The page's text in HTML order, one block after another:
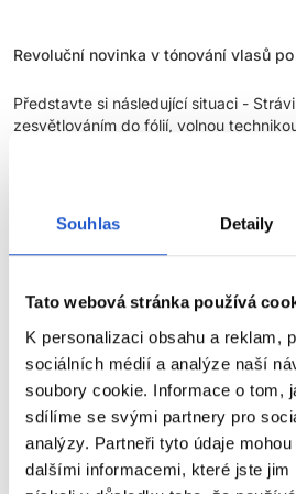
Souhlas Detaily
Tato webová stránka používá
K personalizaci obsahu a reklam,
sociálních médií a analýze naší
soubory cookie. Informace o tom,
sdílíme se svými partnery pro
analýzy. Partneři tyto údaje
dalšími informacemi, které jste jim
Revoluční novinka v tónování vlasů
Představte si následující situaci -
zesvětlováním do fólií, volnou
když budete aplikovat toner -
když barvu aplikujete, směs
Výsledek je nedostatečné tónování a
Co takhle hodit všechny tyto stresy
Pečujeme o vaši pohodu, proto jsme
gelové tonery pro maximální kontrolu
Průlomová inovace z laboratoří
výsledky:
Tři klíčové vlastnosti speciálně určené